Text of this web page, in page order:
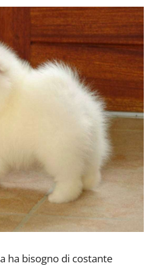
ha bisogno di costante